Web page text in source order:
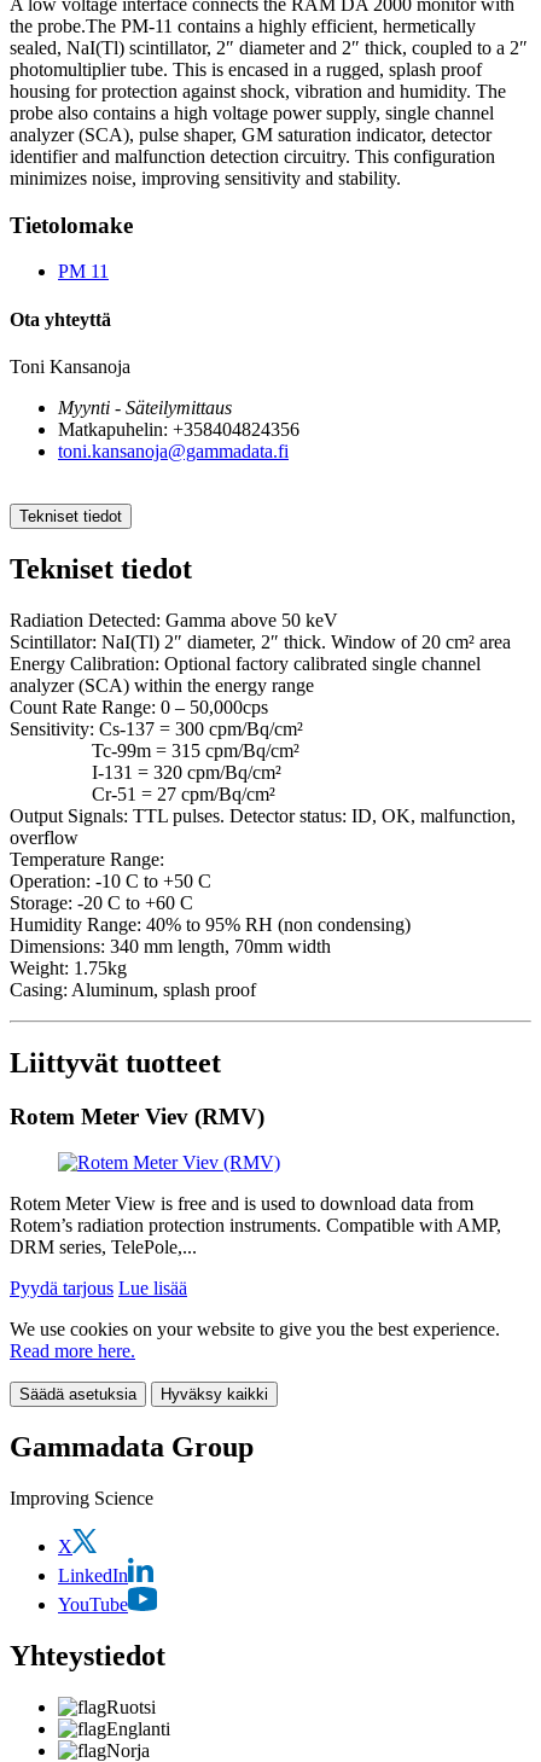
A low voltage interface connects the RAM DA 2000 monitor with
the probe.The PM-11 contains a highly efficient, hermetically
sealed, NaI(Tl) scintillator, 2″ diameter and 2″ thick, coupled to a 2″
photomultiplier tube. This is encased in a rugged, splash proof
housing for protection against shock, vibration and humidity. The
probe also contains a high voltage power supply, single channel
analyzer (SCA), pulse shaper, GM saturation indicator, detector
identifier and malfunction detection circuitry. This configuration
minimizes noise, improving sensitivity and stability.
Tietolomake
PM 11
Ota yhteyttä
Toni Kansanoja
Myynti - Säteilymittaus
Matkapuhelin: +358404824356
toni.kansanoja@gammadata.fi
Tekniset tiedot
Tekniset tiedot
Radiation Detected: Gamma above 50 keV
Scintillator: NaI(Tl) 2″ diameter, 2″ thick. Window of 20 cm² area
Energy Calibration: Optional factory calibrated single channel
analyzer (SCA) within the energy range
Count Rate Range: 0 – 50,000cps
Sensitivity: Cs-137 = 300 cpm/Bq/cm²
Tc-99m = 315 cpm/Bq/cm²
I-131 = 320 cpm/Bq/cm²
Cr-51 = 27 cpm/Bq/cm²
Output Signals: TTL pulses. Detector status: ID, OK, malfunction,
overflow
Temperature Range:
Operation: -10 C to +50 C
Storage: -20 C to +60 C
Humidity Range: 40% to 95% RH (non condensing)
Dimensions: 340 mm length, 70mm width
Weight: 1.75kg
Casing: Aluminum, splash proof
Liittyvät tuotteet
Rotem Meter Viev (RMV)
Rotem Meter View is free and is used to download data from
Rotem’s radiation protection instruments. Compatible with AMP,
DRM series, TelePole,...
Pyydä tarjous Lue lisää
We use cookies on your website to give you the best experience.
Read more here.
Säädä asetuksia Hyväksy kaikki
Gammadata Group
Improving Science
X
LinkedIn
YouTube
Yhteystiedot
Ruotsi
Englanti
Norja